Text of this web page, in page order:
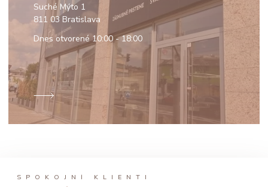
Suché Mýto 1
811 03 Bratislava
Dnes otvorené10:00 - 18:00
SPOKOJNÍ KLIENTI